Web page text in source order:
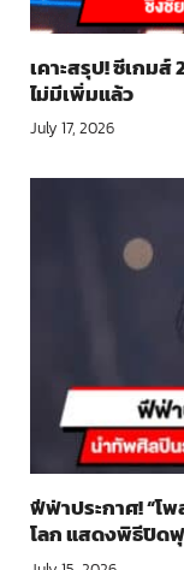
เคาะสรุป! ซีเกม
ไม่มีเพิ่มแล้ว
July 17, 2026
ฟีฟ่าประกาศ! “โ
โลก แสดงพิธีปิด